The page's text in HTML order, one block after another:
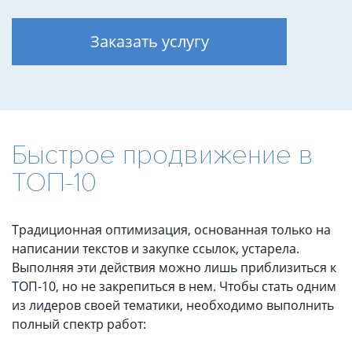
цена
Заказать услугу
Продвижение
сайта
ТОП
Быстрое продвижение в
ТОП-10
Традиционная оптимизация, основанная только на
написании текстов и закупке ссылок, устарела.
Выполняя эти действия можно лишь приблизиться к
ТОП-10, но не закрепиться в нем. Чтобы стать одним
из лидеров своей тематики, необходимо выполнить
полный спектр работ: